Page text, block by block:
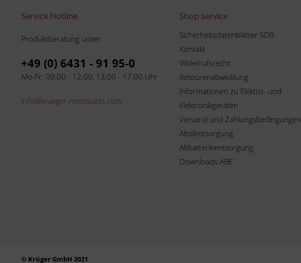
Service Hotline
Produktberatung unter:
+49 (0) 6431 - 91 95-0
Mo-Fr: 09:00 - 12:00, 13:00 - 17:00 Uhr
info@krueger-motoparts.com
Shop service
Sicherheitsdatenblätter SDB
Kontakt
Widerrufsrecht
Retourenabwicklung
Informationen zu Elektro- und
Elektronikgeräten
Versand und Zahlungsbedingungen
Altölentsorgung
Altbatterieentsorgung
Downloads ABE
© Krüger GmbH 2021